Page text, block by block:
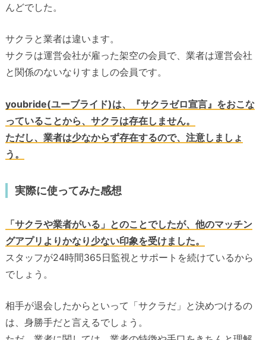
んどでした。
サクラと業者は違います。
サクラは運営会社が雇った架空の会員で、業者は運営会社
と関係のないなりすましの会員です。
youbride(ユーブライド)は、『サクラゼロ宣言』をおこな
っていることから、サクラは存在しません。
ただし、業者は少なからず存在するので、注意しましょ
う。
実際に使ってみた感想
「サクラや業者がいる」とのことでしたが、他のマッチン
グアプリよりかなり少ない印象を受けました。
スタッフが24時間365日監視とサポートを続けているから
でしょう。
相手が退会したからといって「サクラだ」と決めつけるの
は、身勝手だと言えるでしょう。